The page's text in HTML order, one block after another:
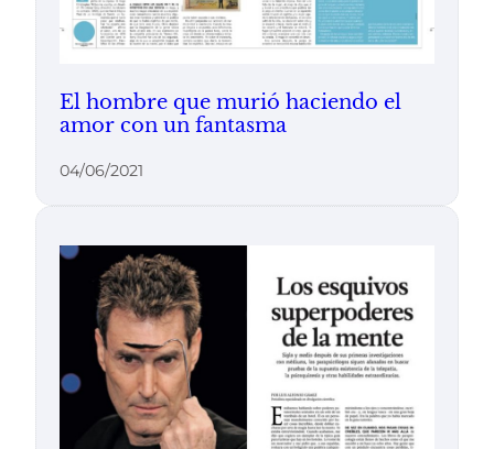
El hombre que murió haciendo el
amor con un fantasma
04/06/2021